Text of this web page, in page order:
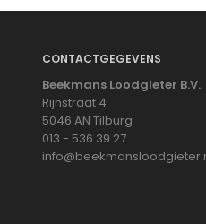
CONTACTGEGEVENS
Beekmans Loodgieter B.V.
Rijnstraat 4
5046 AN Tilburg
013 - 536 39 27